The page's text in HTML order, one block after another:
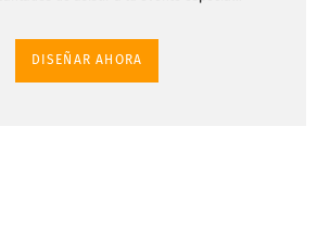
DISEÑAR AHORA